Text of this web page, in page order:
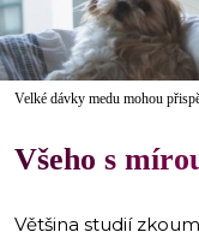
Velké dávky medu mohou
Všeho s
Většina studií